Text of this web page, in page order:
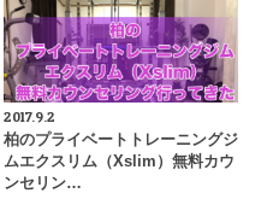
2017.9.2
柏のプライベートトレーニングジ
ムエクスリム（Xslim）無料カウ
ンセリン…